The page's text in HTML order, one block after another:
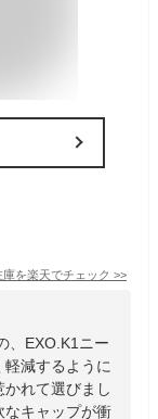
庫を楽天でチェック >>
、EXO.K1ニー
減するように
れて選びまし
なキャップが衝